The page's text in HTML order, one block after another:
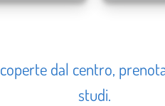
dal centro,
studi.